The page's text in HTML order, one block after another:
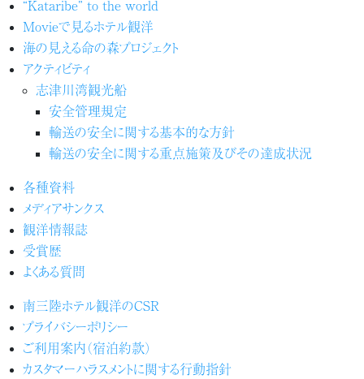
“Kataribe” to the world
Movieで見るホテル観洋
海の見える命の森プロジェクト
アクティビティ
志津川湾観光船
安全管理規定
輸送の安全に関する基本的な方針
輸送の安全に関する重点施策及びその達成状況
各種資料
メディアサンクス
観洋情報誌
受賞歴
よくある質問
南三陸ホテル観洋のCSR
プライバシーポリシー
ご利用案内（宿泊約款）
カスタマーハラスメントに関する行動指針